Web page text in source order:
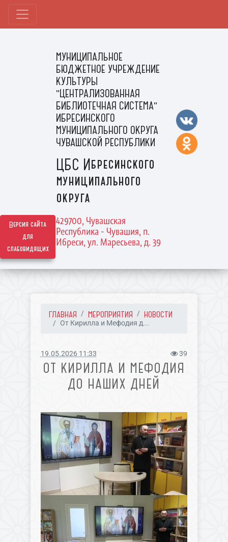
Версия сайта
для
слабовидящих
МУНИЦИПАЛЬНОЕ
БЮДЖЕТНОЕ УЧРЕЖДЕНИЕ
КУЛЬТУРЫ
"ЦЕНТРАЛИЗОВАННАЯ
БИБЛИОТЕЧНАЯ СИСТЕМА"
ИБРЕСИНСКОГО
МУНИЦИПАЛЬНОГО ОКРУГА
ЧУВАШСКОЙ РЕСПУБЛИКИ
ЦБС Ибресинского
муниципального
округа
429700, Чувашская
Республика - Чувашия, п.
Ибреси, ул. Маресьева, д. 39
ГЛАВНАЯ МЕРОПРИЯТИЯ НОВОСТИ
От Кирилла и Мефодия д...
19.05.2026 11:33 39
ОТ КИРИЛЛА И МЕФОДИЯ
ДО НАШИХ ДНЕЙ